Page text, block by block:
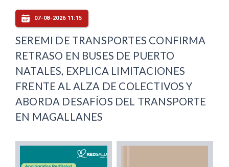
07-08-2026 11:15
SEREMI DE TRANSPORTES CONFIRMA
RETRASO EN BUSES DE PUERTO
NATALES, EXPLICA LIMITACIONES
FRENTE AL ALZA DE COLECTIVOS Y
ABORDA DESAFÍOS DEL TRANSPORTE
EN MAGALLANES